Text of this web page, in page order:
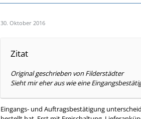
30. Oktober 2016
Zitat
Original geschrieben von Filderstädter
Sieht mir eher aus wie eine
Eingangs- und Auftragsbestätigung